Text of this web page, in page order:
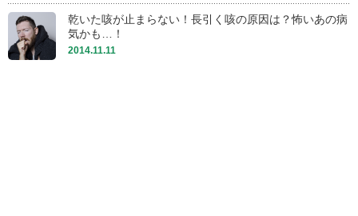
乾いた咳が止まらない！長引く咳の原因は？怖いあの病
気かも…！
2014.11.11